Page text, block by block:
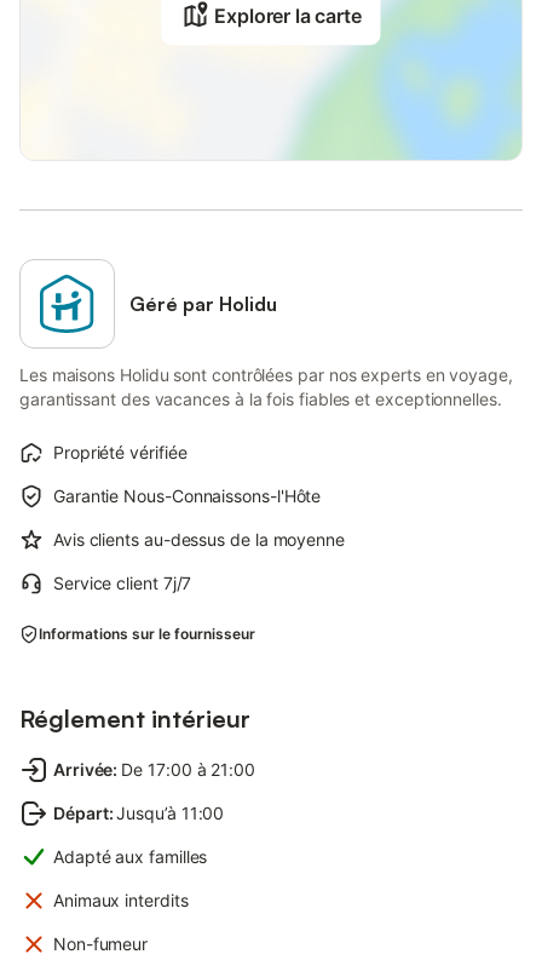
Explorer la carte
Géré par Holidu
Les maisons Holidu sont contrôlées par nos experts en voyage,
garantissant des vacances à la fois fiables et exceptionnelles.
Propriété vérifiée
Garantie Nous-Connaissons-l'Hôte
Avis clients au-dessus de la moyenne
Service client 7j/7
Informations sur le fournisseur
Réglement intérieur
Arrivée: De 17:00 à 21:00
Départ:Jusqu’à 11:00
Adapté aux familles
Animaux interdits
Non-fumeur